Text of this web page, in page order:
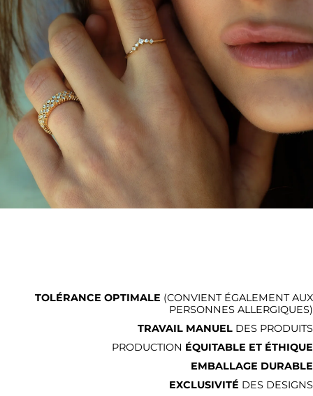
TOLÉRANCE OPTIMALE (CONVIENT ÉGALEMENT AUX
PERSONNES ALLERGIQUES)
TRAVAIL MANUEL DES PRODUITS
PRODUCTION ÉQUITABLE ET ÉTHIQUE
EMBALLAGE DURABLE
EXCLUSIVITÉ DES DESIGNS